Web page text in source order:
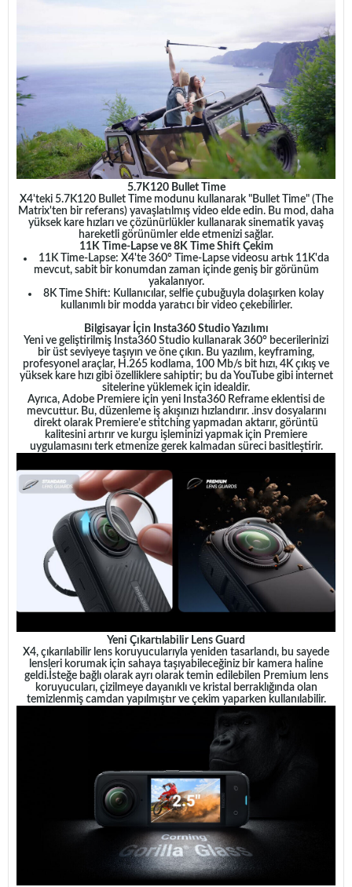
5.7K120 Bullet Time
X4'teki 5.7K120 Bullet Time modunu kullanarak "Bullet Time" (The
Matrix'ten bir referans) yavaşlatılmış video elde edin. Bu mod, daha
yüksek kare hızları ve çözünürlükler kullanarak sinematik yavaş
hareketli görünümler elde etmenizi sağlar.
11K Time-Lapse ve 8K Time Shift Çekim
11K Time-Lapse: X4'te 360° Time-Lapse videosu artık 11K'da
mevcut, sabit bir konumdan zaman içinde geniş bir görünüm
yakalanıyor.
8K Time Shift: Kullanıcılar, selfie çubuğuyla dolaşırken kolay
kullanımlı bir modda yaratıcı bir video çekebilirler.
Bilgisayar İçin Insta360 Studio Yazılımı
Yeni ve geliştirilmiş Insta360 Studio kullanarak 360° becerilerinizi
bir üst seviyeye taşıyın ve öne çıkın. Bu yazılım, keyframing,
profesyonel araçlar, H.265 kodlama, 100 Mb/s bit hızı, 4K çıkış ve
yüksek kare hızı gibi özelliklere sahiptir; bu da YouTube gibi internet
sitelerine yüklemek için idealdir.
Ayrıca, Adobe Premiere için yeni Insta360 Reframe eklentisi de
mevcuttur. Bu, düzenleme iş akışınızı hızlandırır. .insv dosyalarını
direkt olarak Premiere'e stitching yapmadan aktarır, görüntü
kalitesini artırır ve kurgu işleminizi yapmak için Premiere
uygulamasını terk etmenize gerek kalmadan süreci basitleştirir.
Yeni Çıkartılabilir Lens Guard
X4, çıkarılabilir lens koruyucularıyla yeniden tasarlandı, bu sayede
lensleri korumak için sahaya taşıyabileceğiniz bir kamera haline
geldi.İsteğe bağlı olarak ayrı olarak temin edilebilen Premium lens
koruyucuları, çizilmeye dayanıklı ve kristal berraklığında olan
temizlenmiş camdan yapılmıştır ve çekim yaparken kullanılabilir.